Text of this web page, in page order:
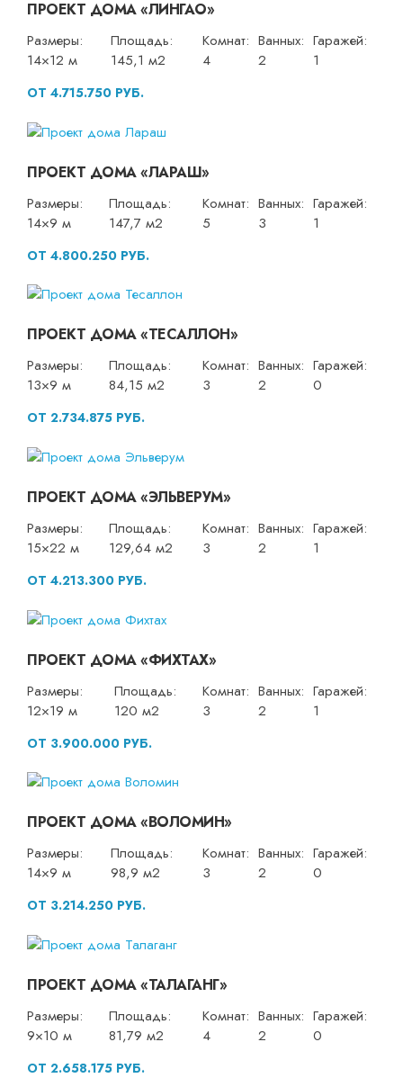
ПРОЕКТ ДОМА «ЛИНГАО»
Размеры:
14×12 м
Площадь:
145,1 м2
Комнат:
4
Ванных:
2
Гаражей:
1
ОТ 4.715.750 РУБ.
ПРОЕКТ ДОМА «ЛАРАШ»
Размеры:
14×9 м
Площадь:
147,7 м2
Комнат:
5
Ванных:
3
Гаражей:
1
ОТ 4.800.250 РУБ.
ПРОЕКТ ДОМА «ТЕСАЛЛОН»
Размеры:
13×9 м
Площадь:
84,15 м2
Комнат:
3
Ванных:
2
Гаражей:
0
ОТ 2.734.875 РУБ.
ПРОЕКТ ДОМА «ЭЛЬВЕРУМ»
Размеры:
15×22 м
Площадь:
129,64 м2
Комнат:
3
Ванных:
2
Гаражей:
1
ОТ 4.213.300 РУБ.
ПРОЕКТ ДОМА «ФИХТАХ»
Размеры:
12×19 м
Площадь:
120 м2
Комнат:
3
Ванных:
2
Гаражей:
1
ОТ 3.900.000 РУБ.
ПРОЕКТ ДОМА «ВОЛОМИН»
Размеры:
14×9 м
Площадь:
98,9 м2
Комнат:
3
Ванных:
2
Гаражей:
0
ОТ 3.214.250 РУБ.
ПРОЕКТ ДОМА «ТАЛАГАНГ»
Размеры:
9×10 м
Площадь:
81,79 м2
Комнат:
4
Ванных:
2
Гаражей:
0
ОТ 2.658.175 РУБ.